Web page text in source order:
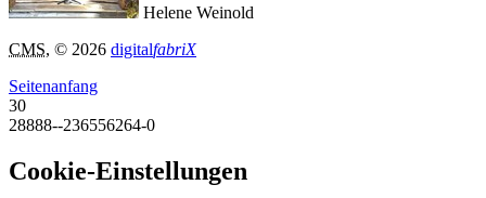
Helene Weinold
CMS, © 2026 digitalfabriX
Seitenanfang
30
28888--236556264-0
Cookie-Einstellungen